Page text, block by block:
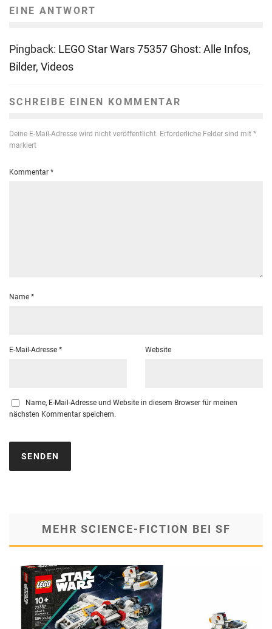
EINE ANTWORT
Pingback: LEGO Star Wars 75357 Ghost: Alle Infos,
Bilder, Videos
SCHREIBE EINEN KOMMENTAR
Deine E-Mail-Adresse wird nicht veröffentlicht. Erforderliche Felder sind mit *
markiert
Kommentar *
Name *
E-Mail-Adresse * Website
Name, E-Mail-Adresse und Website in diesem Browser für meinen
nächsten Kommentar speichern.
MEHR SCIENCE-FICTION BEI SF